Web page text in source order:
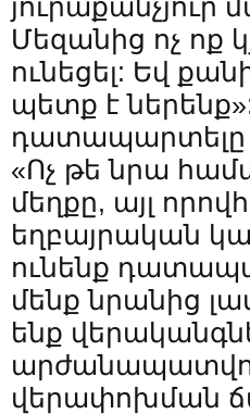
յուրաքանչյուր
Մեզանից ոչ ոք
ունեցել: Եվ
պետք է
դատապարտելը
«Ոչ թե նրա
մեղքը, այլ
եղբայրական
ունենք
մենք նրանից
ենք
վերափոխման